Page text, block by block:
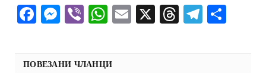
Facebook
Messenger
ViberWhatsApp
Email
X Threads
ПОВЕЗАНИ ЧЛАНЦИ